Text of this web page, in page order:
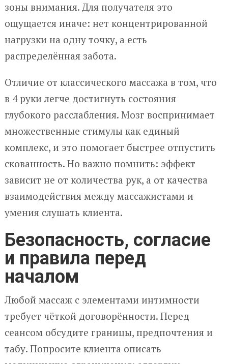
зоны внимания. Для получателя это
ощущается иначе: нет концентрированной
нагрузки на одну точку, а есть
распределённая забота.
Отличие от классического массажа в том, что
в 4 руки легче достигнуть состояния
глубокого расслабления. Мозг воспринимает
множественные стимулы как единый
комплекс, и это помогает быстрее отпустить
скованность. Но важно помнить: эффект
зависит не от количества рук, а от качества
взаимодействия между массажистами и
умения слушать клиента.
Безопасность, согласие
и правила перед
началом
Любой массаж с элементами интимности
требует чёткой договорённости. Перед
сеансом обсудите границы, предпочтения и
табу. Попросите клиента описать